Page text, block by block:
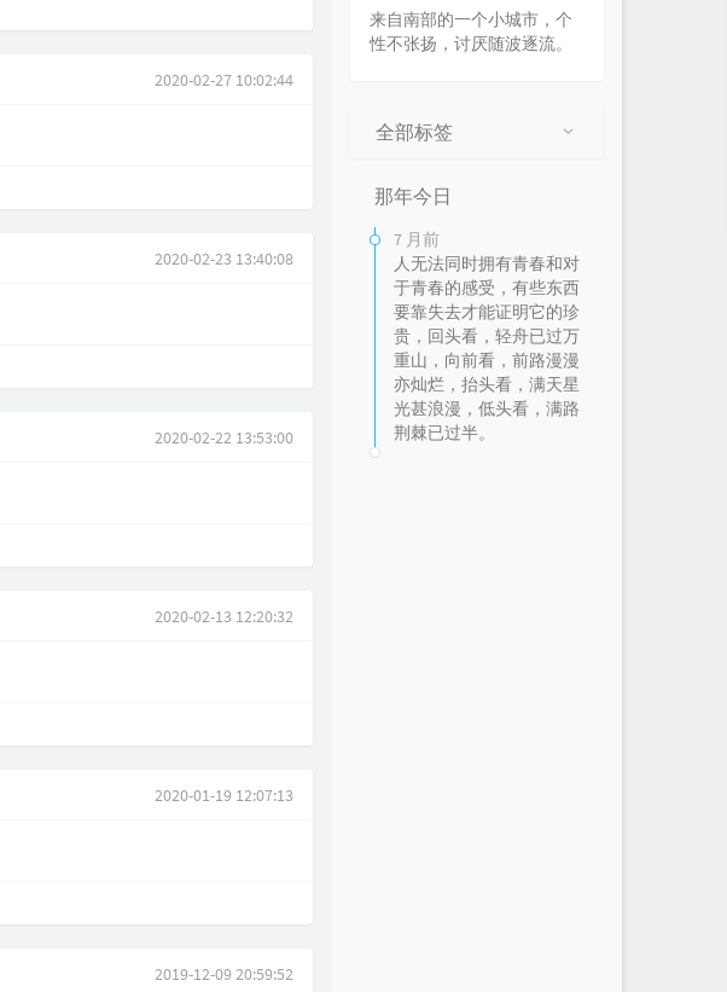
2020-02-27 10:02:44
2020-02-23 13:40:08
2020-02-22 13:53:00
2020-02-13 12:20:32
2020-01-19 12:07:13
2019-12-09 20:59:52
来自南部的一个小城市，个
性不张扬，讨厌随波逐流。
全部标签
那年今日
7 月前
人无法同时拥有青春和对
于青春的感受，有些东西
要靠失去才能证明它的珍
贵，回头看，轻舟已过万
重山，向前看，前路漫漫
亦灿烂，抬头看，满天星
光甚浪漫，低头看，满路
荆棘已过半。